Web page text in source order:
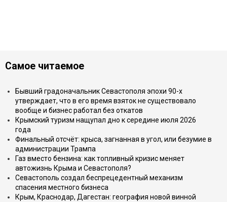
Самое читаемое
Бывший градоначальник Севастополя эпохи 90-х
утверждает, что в его время взяток не существовало
вообще и бизнес работал без откатов
Крымский туризм нащупал дно к середине июля 2026
года
Финальный отсчёт: крыса, загнанная в угол, или безумие в
администрации Трампа
Газ вместо бензина: как топливный кризис меняет
автожизнь Крыма и Севастополя?
Севастополь создал беспрецедентный механизм
спасения местного бизнеса
Крым, Краснодар, Дагестан: география новой винной